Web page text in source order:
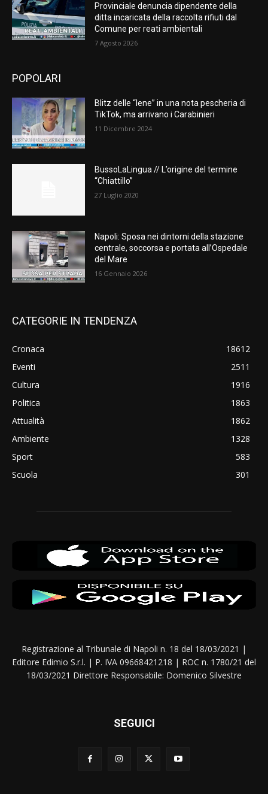
Provinciale denuncia dipendente della
ditta incaricata della raccolta rifiuti dal
Comune per reati ambientali
7 Agosto 2026
POPOLARI
Blitz delle “Iene” in una nota pescheria di
TikTok, ma arrivano i Carabinieri
11 Dicembre 2024
BussoLaLingua // L’origine del termine
“Chiattillo”
27 Luglio 2020
Napoli: Sposa nei dintorni della stazione
centrale, soccorsa e portata all’Ospedale
del Mare
16 Gennaio 2026
CATEGORIE IN TENDENZA
Cronaca
18612
Eventi
2511
Cultura
1916
Politica
1863
Attualità
1862
Ambiente
1328
Sport
583
Scuola
301
Registrazione al Tribunale di Napoli n. 18 del 18/03/2021 |
Editore Edimio S.r.l. | P. IVA 09668421218 | ROC n. 1780/21 del
18/03/2021 Direttore Responsabile: Domenico Silvestre
SEGUICI